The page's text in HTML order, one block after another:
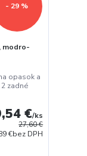
- 29 %
modro-
opasok a
zadné
27,60 €
€/ks
€bez DPH